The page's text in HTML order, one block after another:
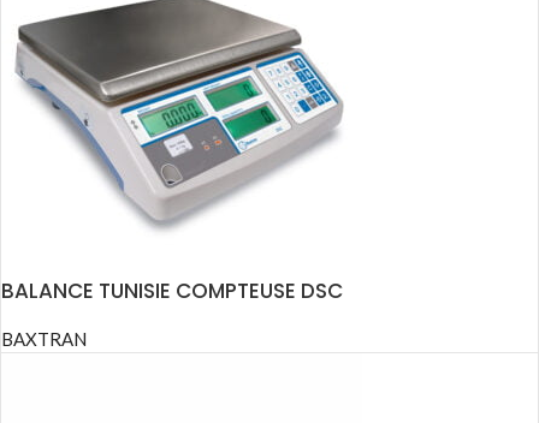
BALANCE TUNISIE COMPTEUSE DSC
BAXTRAN